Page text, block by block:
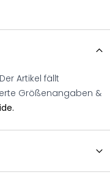
Artikel fällt
Größenangaben &